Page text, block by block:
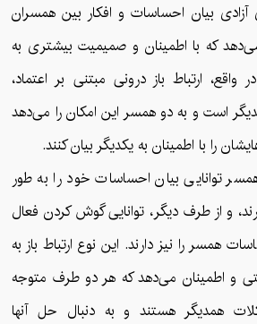
بیان احساسات و افکار بین همسران
که با اطمینان و صمیمیت بیشتری به
ارتباط باز درونی مبتنی بر اعتماد،
است و به دو همسر این امکان را می‌دهد
را با اطمینان به یکدیگر بیان کنند.
توانایی بیان احساسات خود را به طور
و از طرف دیگر، توانایی گوش کردن فعال
همسر را نیز دارند. این نوع ارتباط باز به
و اطمینان می‌دهد که هر دو طرف متوجه
همدیگر هستند و به دنبال حل آنها